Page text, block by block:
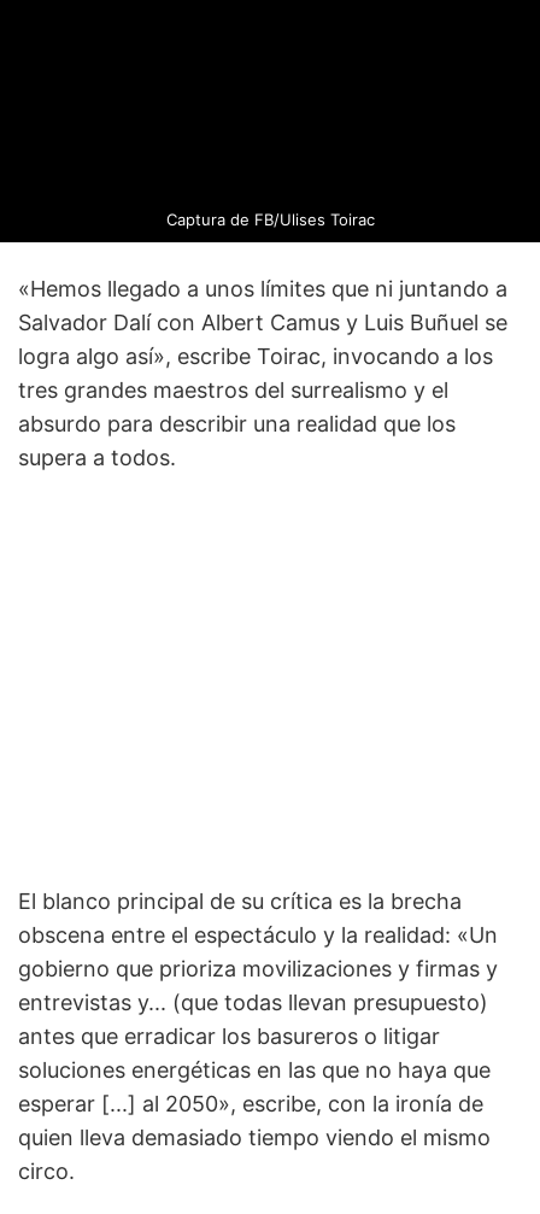
Captura de FB/Ulises Toirac
«Hemos llegado a unos límites que ni juntando a
Salvador Dalí con Albert Camus y Luis Buñuel se
logra algo así», escribe Toirac, invocando a los
tres grandes maestros del surrealismo y el
absurdo para describir una realidad que los
supera a todos.
El blanco principal de su crítica es la brecha
obscena entre el espectáculo y la realidad: «Un
gobierno que prioriza movilizaciones y firmas y
entrevistas y... (que todas llevan presupuesto)
antes que erradicar los basureros o litigar
soluciones energéticas en las que no haya que
esperar [...] al 2050», escribe, con la ironía de
quien lleva demasiado tiempo viendo el mismo
circo.